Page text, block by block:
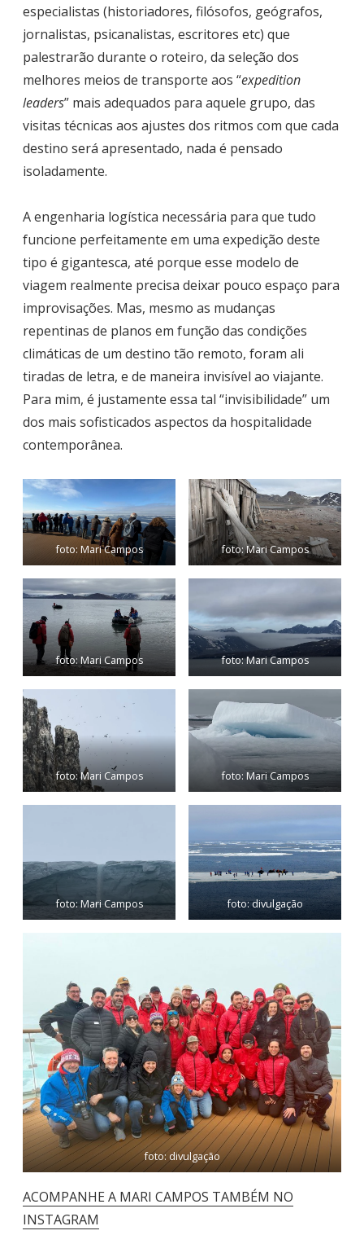
especialistas (historiadores, filósofos, geógrafos,
jornalistas, psicanalistas, escritores etc) que
palestrarão durante o roteiro, da seleção dos
melhores meios de transporte aos “expedition
leaders” mais adequados para aquele grupo, das
visitas técnicas aos ajustes dos ritmos com que cada
destino será apresentado, nada é pensado
isoladamente.
A engenharia logística necessária para que tudo
funcione perfeitamente em uma expedição deste
tipo é gigantesca, até porque esse modelo de
viagem realmente precisa deixar pouco espaço para
improvisações. Mas, mesmo as mudanças
repentinas de planos em função das condições
climáticas de um destino tão remoto, foram ali
tiradas de letra, e de maneira invisível ao viajante.
Para mim, é justamente essa tal “invisibilidade” um
dos mais sofisticados aspectos da hospitalidade
contemporânea.
foto: Mari Campos foto: Mari Campos
foto: Mari Campos foto: Mari Campos
foto: Mari Campos foto: Mari Campos
foto: Mari Campos foto: divulgação
foto: divulgação
ACOMPANHE A MARI CAMPOS TAMBÉM NO
INSTAGRAM